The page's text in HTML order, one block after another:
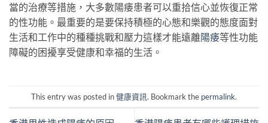
當的治療等措施，大多數陽痿患者可以重拾信心並恢復正常
的性功能。最重要的是要保持積極的心態和樂觀的態度面對
生活和工作中的種種挑戰和壓力這樣才能遠離陽痿等性功能
障礙的困擾享受健康和幸福的生活。
This entry was posted in健康資訊. Bookmark the permalink.